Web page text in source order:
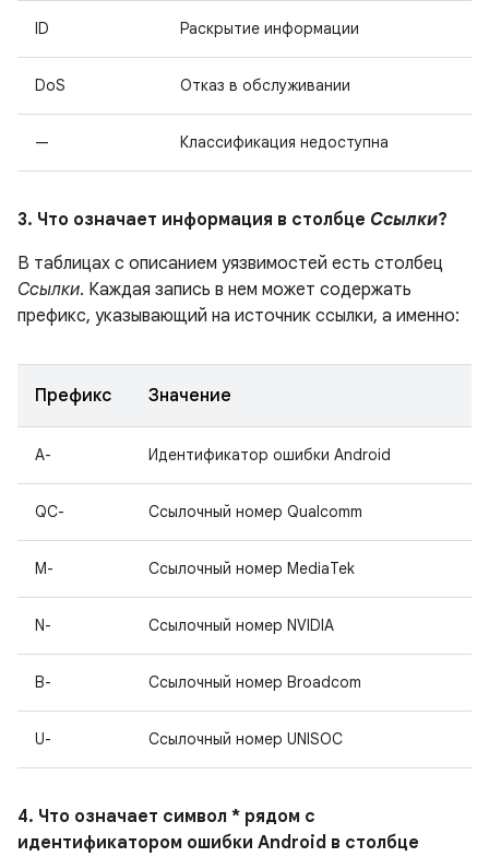
ID Раскрытие информации
DoS Отказ в обслуживании
— Классификация недоступна
3. Что означает информация в столбце Ссылки?
В таблицах с описанием уязвимостей есть столбец
Ссылки. Каждая запись в нем может содержать
префикс, указывающий на источник ссылки, а именно:
Префикс Значение
A- Идентификатор ошибки Android
QC- Ссылочный номер Qualcomm
M- Ссылочный номер MediaTek
N- Ссылочный номер NVIDIA
B- Ссылочный номер Broadcom
U- Ссылочный номер UNISOC
4. Что означает символ * рядом с
идентификатором ошибки Android в столбце